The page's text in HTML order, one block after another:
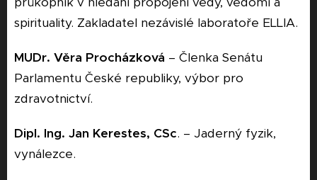
spirituality. Zakladatel nezávislé laboratoře ELLIA.
MUDr. Věra Procházková – Členka Senátu
Parlamentu České republiky, výbor pro
zdravotnictví.
Dipl. Ing. Jan Kerestes, CSc. – Jaderný fyzik,
vynálezce.